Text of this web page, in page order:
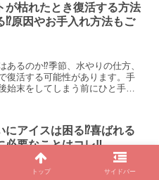
が枯れたとき復活する方法
⁉原因やお手入れ方法もご
あるのか⁉季節、水やりの仕方、
復活する可能性があります。手
始末をしてしまう前にひと手間
にアイスは困る⁉︎喜ばれる
必要なことはコレ‼︎
トップ サイドバー